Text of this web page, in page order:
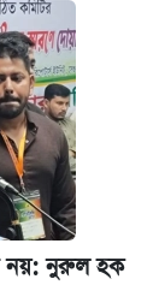
নয়: নুরুল হক